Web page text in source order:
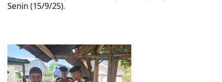
Senin (15/9/25).